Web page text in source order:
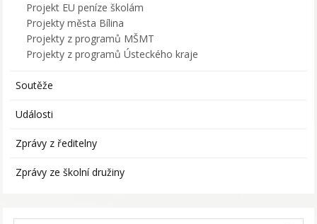
Projekt EU peníze školám
Projekty města Bílina
Projekty z programů MŠMT
Projekty z programů Ústeckého kraje
Soutěže
Události
Zprávy z ředitelny
Zprávy ze školní družiny